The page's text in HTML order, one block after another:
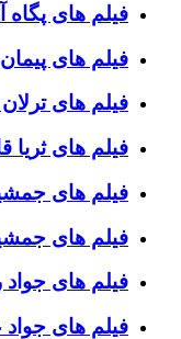
فیلم های پگاه
فیلم های
فیلم های ترلان
فیلم های ثریا
فیلم های
فیلم های
فیلم های
فیلم های